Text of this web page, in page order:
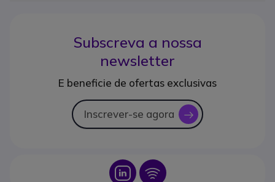
Subscreva a nossa
newsletter
E beneficie de ofertas exclusivas
Inscrever-se agora icon
Icon Icon